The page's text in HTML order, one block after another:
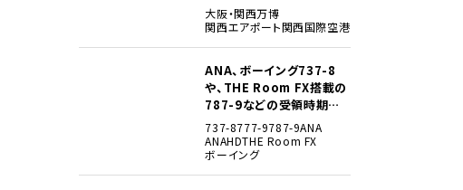
大阪・関西万博
関西エアポート関西国際空港
ANA、ボーイング737-8
や、THE Room FX搭載の
787-9などの受領時期見
込みを明らかに
737-8777-9787-9ANA
ANAHDTHE Room FX
ボーイング